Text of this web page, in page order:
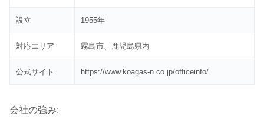
設立 1955年
対応エリア 霧島市、鹿児島県内
公式サイト https://www.koagas-n.co.jp/officeinfo/
会社の強み: